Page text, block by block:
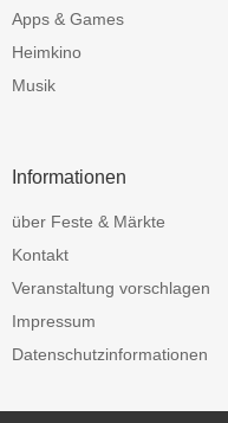
Apps & Games
Heimkino
Musik
Informationen
über Feste & Märkte
Kontakt
Veranstaltung vorschlagen
Impressum
Datenschutzinformationen